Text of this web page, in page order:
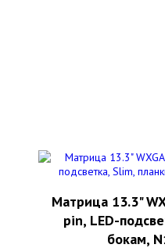
Матрица 13.3"
pin, LED-
бокам,